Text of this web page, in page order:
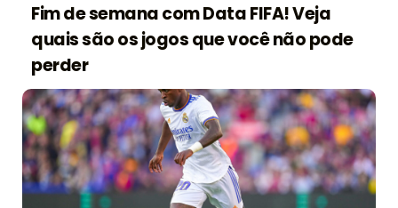
Fim de semana com Data FIFA! Veja
quais são os jogos que você não pode
perder